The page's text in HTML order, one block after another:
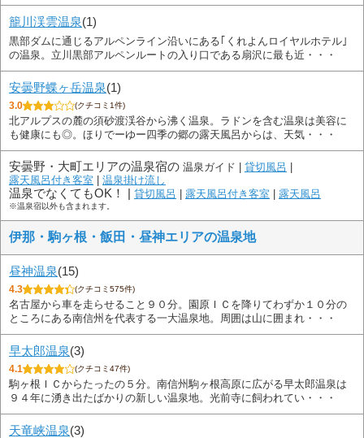
籠川渓雲温泉(1)
黒部ダムに通じるアルペンライン沿いにある｢くれよんロイヤルホテル｣
の温泉。立川黒部アルペンルートの入り口である扇沢に最も近・・・
安曇野蝶ヶ岳温泉(1)
3.0 (クチコミ1件)
北アルプスの麓の須砂渡渓谷から沸く温泉。ラドンを含む温泉は美容に
も健康にも◎。ほりでーゆー四季の郷の露天風呂からは、天気・・・
安曇野・大町エリアの温泉宿の 温泉ガイド | 貸切風呂 |
露天風呂付き客室 | 温泉掛け流し
温泉でなくてもOK！ | 貸切風呂 | 露天風呂付き客室 | 露天風呂
※温泉宿以外も含まれます。
伊那・駒ヶ根・飯田・昼神エリアの温泉地
昼神温泉(15)
4.3 (クチコミ575件)
名古屋から車を走らせること９０分。園原ＩＣを降りてわずか１０分の
ところにある南信州を代表する一大温泉地。周囲は山に囲まれ・・・
早太郎温泉(3)
4.1 (クチコミ47件)
駒ヶ根ＩＣからたったの５分。南信州駒ヶ根高原に広がる早太郎温泉は
９４年に湧き出たばかりの新しい温泉地。光前寺に飼われてい・・・
天竜峡温泉(3)